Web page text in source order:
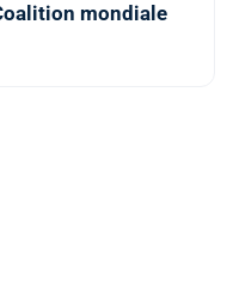
mondiale